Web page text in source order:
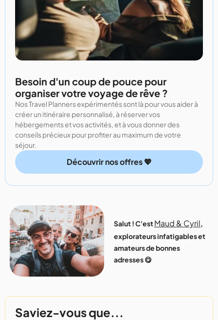
Besoin d'un coup de pouce pour
organiser votre voyage de rêve ?
Nos Travel Planners expérimentés sont là pour vous aider à
créer un itinéraire personnalisé, à réserver vos
hébergements et vos activités, et à vous donner des
conseils précieux pour profiter au maximum de votre
séjour.
Découvrir nos offres 💖
Salut ! C'estMaud & Cyril,
explorateurs infatigables et
amateurs de bonnes
adresses 😋
Saviez-vous que...